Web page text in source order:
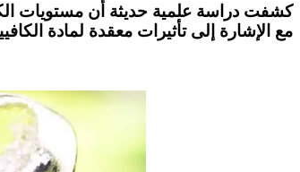
كشفت دراسة علمية حديثة أن مستويات
مع الإشارة إلى تأثيرات معقدة لمادة